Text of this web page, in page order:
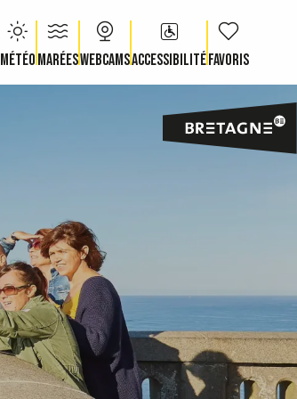
MétéoMaréesWebcamsAccessibilité Voir les